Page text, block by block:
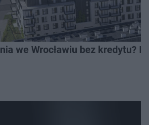
we Wrocławiu bez kredytu?